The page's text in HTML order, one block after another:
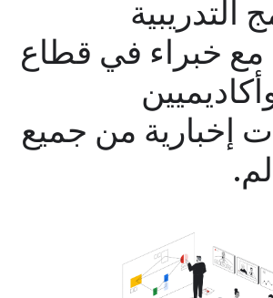
التدريبية
مع خبراء في قطاع
إخبارية من جميع